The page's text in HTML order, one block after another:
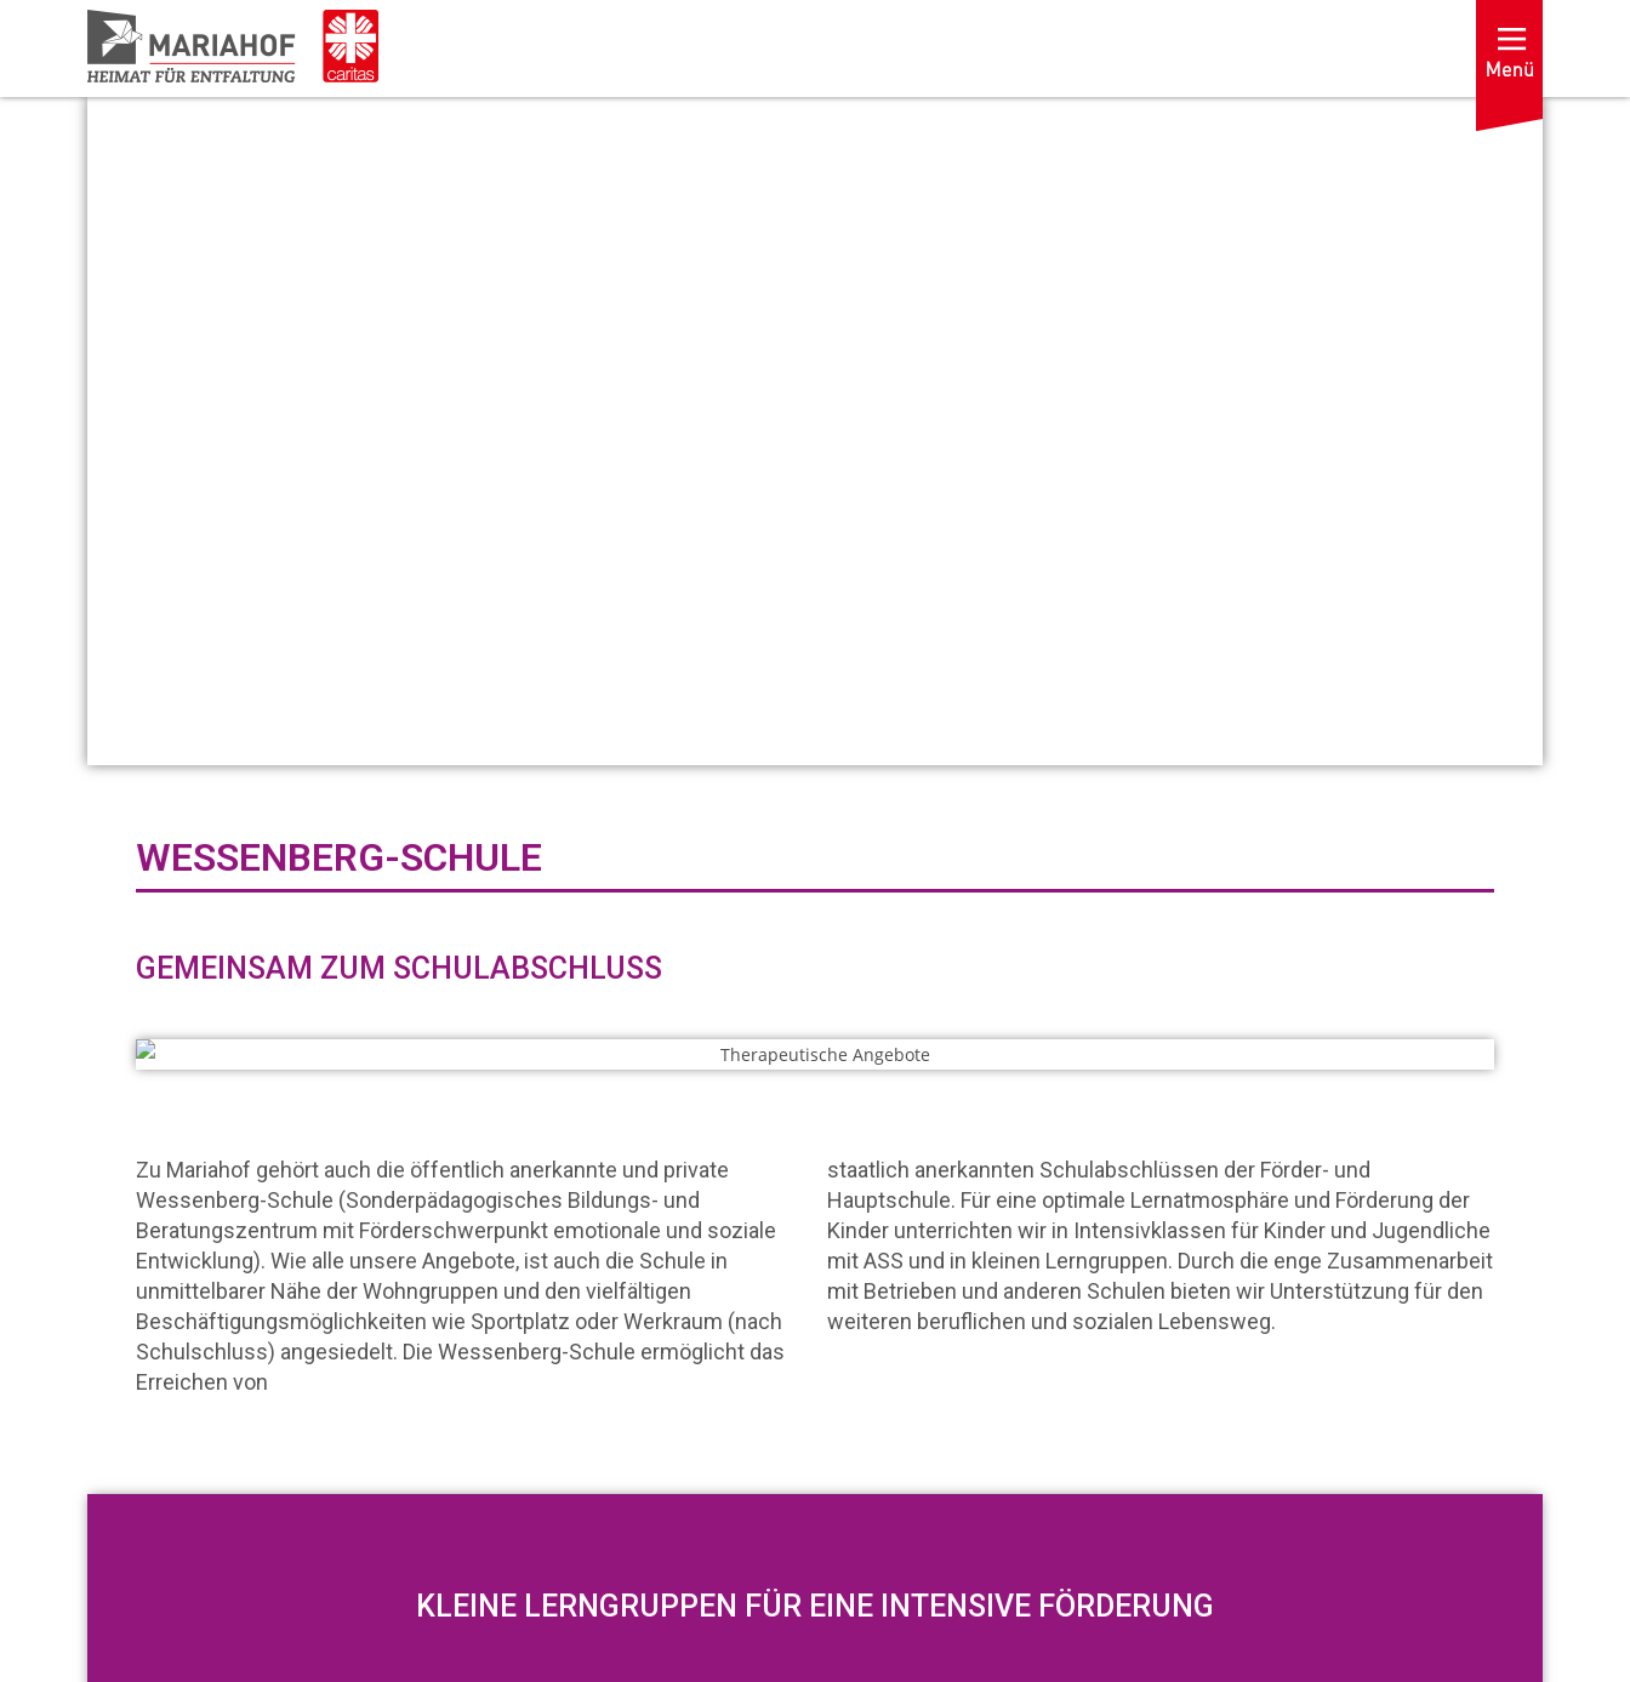
WESSENBERG-SCHULE
GEMEINSAM ZUM SCHULABSCHLUSS
Zu Mariahof gehört auch die öffentlich anerkannte und private
Wessenberg-Schule (Sonderpädagogisches Bildungs- und
Beratungszentrum mit Förderschwerpunkt emotionale und soziale
Entwicklung). Wie alle unsere Angebote, ist auch die Schule in
unmittelbarer Nähe der Wohngruppen und den vielfältigen
Beschäftigungsmöglichkeiten wie Sportplatz oder Werkraum (nach
Schulschluss) angesiedelt. Die Wessenberg-Schule ermöglicht das
Erreichen von
staatlich anerkannten Schulabschlüssen der Förder- und
Hauptschule. Für eine optimale Lernatmosphäre und Förderung der
Kinder unterrichten wir in Intensivklassen für Kinder und Jugendliche
mit ASS und in kleinen Lerngruppen. Durch die enge Zusammenarbeit
mit Betrieben und anderen Schulen bieten wir Unterstützung für den
weiteren beruflichen und sozialen Lebensweg.
KLEINE LERNGRUPPEN FÜR EINE INTENSIVE FÖRDERUNG